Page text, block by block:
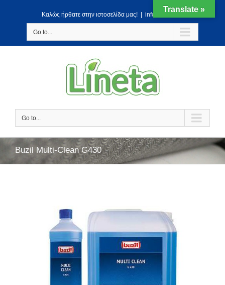
Kαλώς ήρθατε στην ιστοσελίδα μας! info@lineta.gr
Go to...
Go to...
Buzil Multi-Clean G430
Translate »